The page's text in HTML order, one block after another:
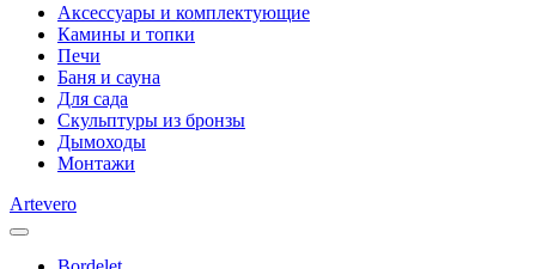
Аксессуары и комплектующие
Камины и топки
Печи
Баня и сауна
Для сада
Скульптуры из бронзы
Дымоходы
Монтажи
Artevero